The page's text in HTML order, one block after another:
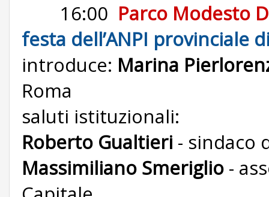
16:00 Parco Modesto
festa dell’ANPI provinciale
introduce: Marina
Roma
saluti istituzionali:
Roberto Gualtieri - sindaco
Massimiliano Smeriglio -